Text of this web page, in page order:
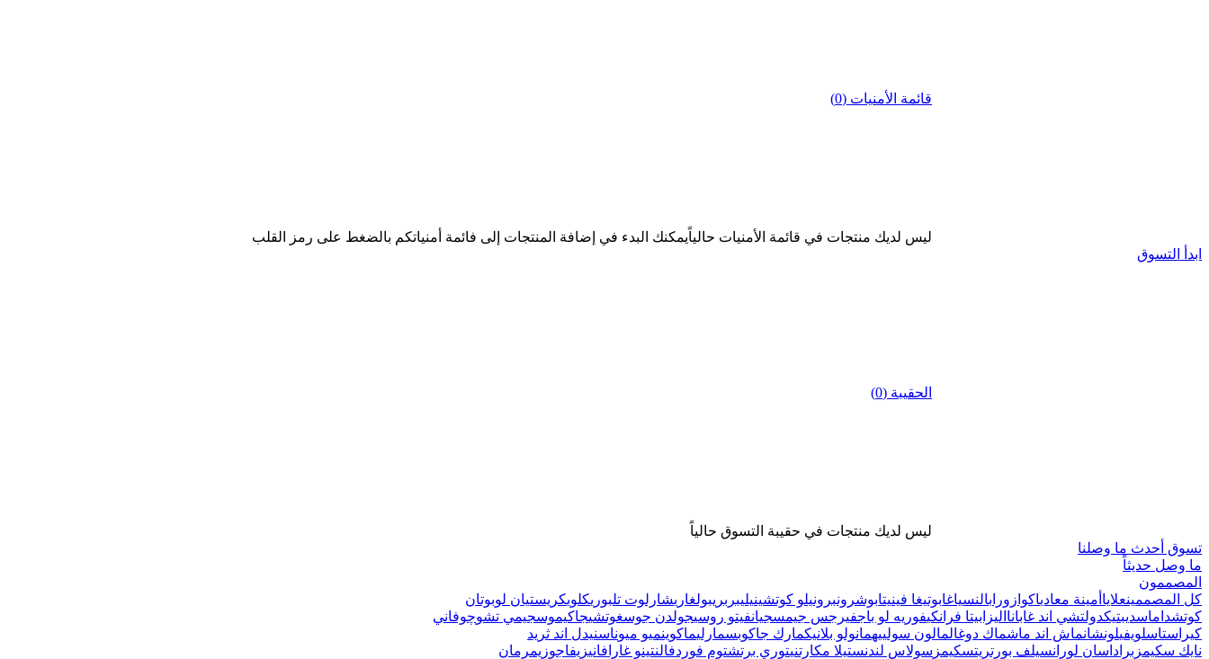
قائمة الأمنيات (0)
ليس لديك منتجات في قائمة الأمنيات حالياًيمكنك البدء في إضافة المنتجات إلى فائمة أمنياتكم بالضغط على رمز القلب
ابدأ التسوق
الحقيبة (0)
ليس لديك منتجات في حقيبة التسوق حالياً
تسوق أحدث ما وصلنا
ما وصل حديثاً
المصممون
كل المصممينعلايا أمينة معادياكوازورا بالنسياغابوتيغا فينيتابوشرونبرونيلو كوتشينيليبربريبولغاريشارلوت تلبوريكلويكريستيان لوبوتان
كوتشداماسديبتيكدولتشي اند غابانا اليزابيتا فرانكيفوريه لو باجفيرجس جيمسجيانفيتو روسيجولدن جوسغوتشيجاكيموسجيمي تشوچوفاني
كيراستاسلويفيلونشانماش اند ماشماك دوغالمالون سولييهمانولو بلانيكمارك جاكوبسمارليماكوينميو ميوناسنيدل اند ثريد
نايك سكيمز برادا سان لورانسيلف بورتريتسكيمز سولاس لندنستيلا مكارتنيتوري برتشتوم فوردفالنتينو غارافانيزيفاجوزيمرمان